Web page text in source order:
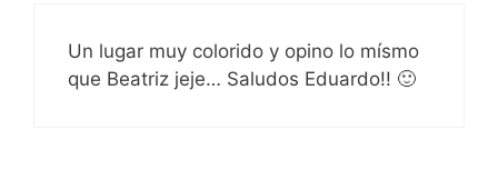
Un lugar muy colorido y opino lo mísmo
que Beatriz jeje… Saludos Eduardo!! 🙂